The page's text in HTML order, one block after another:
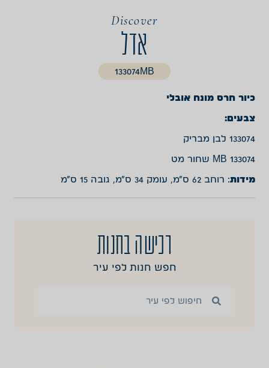
Discover
אדל
133074MB
כיור חרס מונח אובלי
צבעים:
133074 לבן מבריק
133074 MB שחור מט
מידות: רוחב 62 ס”מ, עומק 34 ס”מ, גובה 15 ס”מ
רכישה בחנות
חפש חנות לפי עיר